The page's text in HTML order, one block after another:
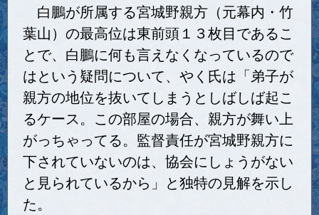
白鵬が所属する宮城野親方（元幕内・竹
葉山）の最高位は東前頭１３枚目であるこ
とで、白鵬に何も言えなくなっているので
はという疑問について、やく氏は「弟子が
親方の地位を抜いてしまうとしばしば起こ
るケース。この部屋の場合、親方が舞い上
がっちゃってる。監督責任が宮城野親方に
下されていないのは、協会にしょうがない
と見られているから」と独特の見解を示し
た。